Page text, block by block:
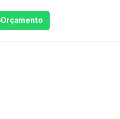
Orçamento